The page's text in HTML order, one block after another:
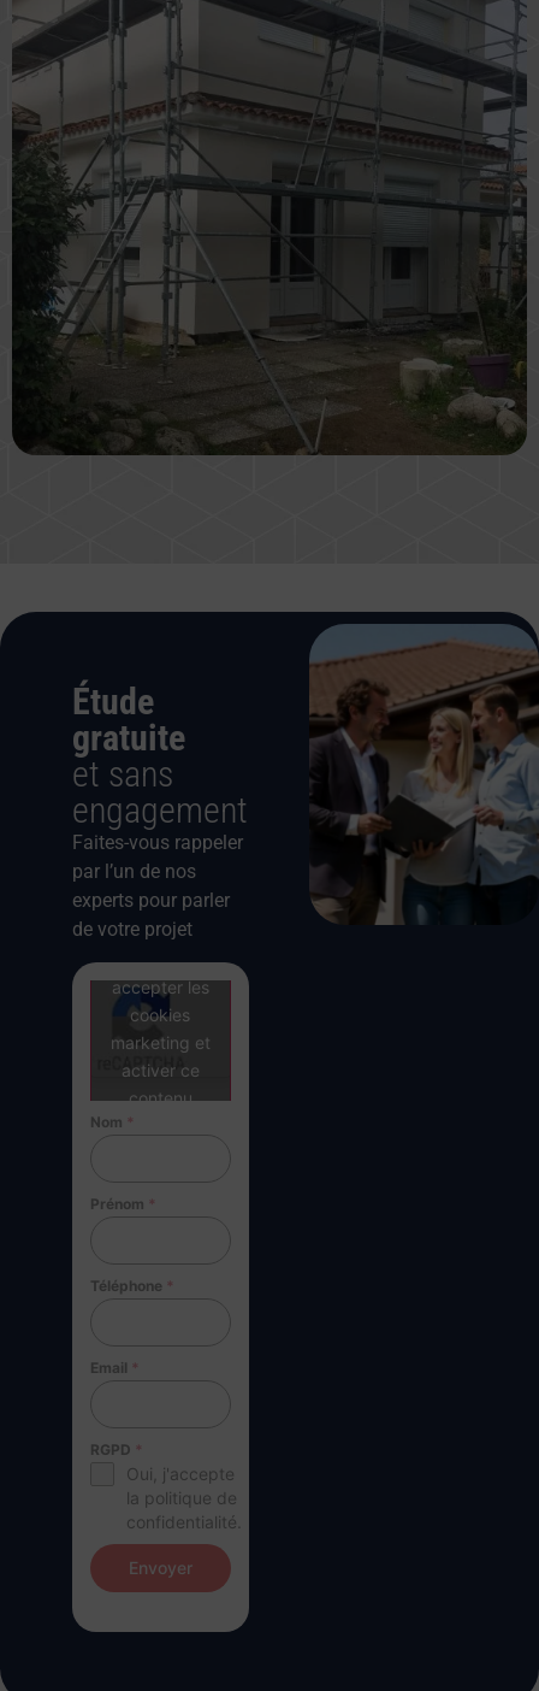
Étude
gratuite
et sans
engagement
Faites-vous rappeler
par l’un de nos
experts pour parler
de votre projet
Cliquez pour
accepter les
cookies
marketing et
activer ce
contenu
Nom *
Prénom *
Téléphone *
Email *
RGPD *
Oui, j'accepte
la politique de
confidentialité.
Envoyer